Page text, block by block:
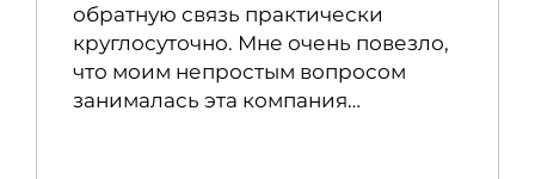
обратную связь практически
круглосуточно. Мне очень повезло,
что моим непростым вопросом
занималась эта компания…